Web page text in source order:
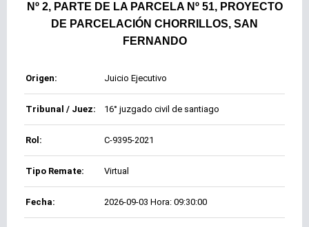
Nº 2, PARTE DE LA PARCELA Nº 51, PROYECTO
DE PARCELACIÓN CHORRILLOS, SAN
FERNANDO
Origen: Juicio Ejecutivo
Tribunal / Juez: 16° juzgado civil de santiago
Rol: C-9395-2021
Tipo Remate: Virtual
Fecha: 2026-09-03 Hora: 09:30:00